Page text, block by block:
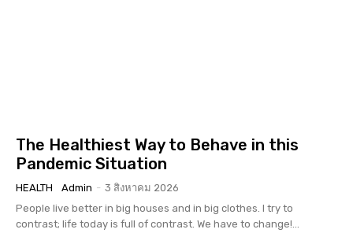
The Healthiest Way to Behave in this
Pandemic Situation
HEALTH Admin - 3 สิงหาคม 2026
People live better in big houses and in big clothes. I try to
contrast; life today is full of contrast. We have to change!...